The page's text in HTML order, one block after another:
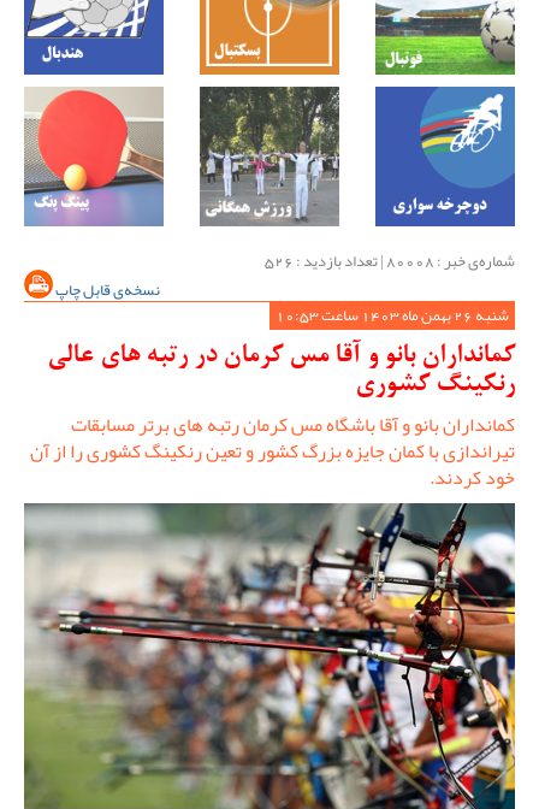
شماره‌ی خبر : ‌80008 | تعداد بازدید : 526
نسخه‌ی قابل چاپ
شنبه 26 بهمن ماه 1403 ساعت 10:53
کمانداران بانو و آقا مس کرمان در رتبه های عالی
رنکینگ کشوری
کمانداران بانو و آقا باشگاه مس کرمان رتبه های برتر مسابقات
تیراندازی با کمان جایزه بزرگ کشور و تعین رنکینگ کشوری را از آن
خود کردند.